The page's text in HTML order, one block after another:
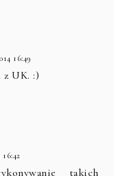
16:49
z UK. :)
takich